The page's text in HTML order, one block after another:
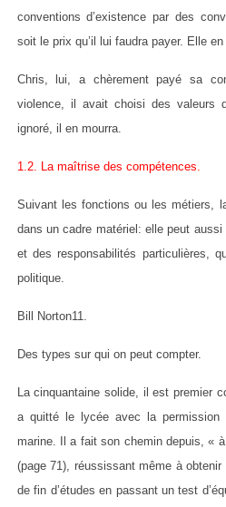
conventions d’existence par des
soit le prix qu’il lui faudra payer. Elle
Chris, lui, a chèrement payé sa
violence, il avait choisi des valeurs
ignoré, il en mourra.
1.2. La maîtrise des compétences.
Suivant les fonctions ou les métiers,
dans un cadre matériel: elle peut
et des responsabilités particulières,
politique.
Bill Norton11.
Des types sur qui on peut compter.
La cinquantaine solide, il est premier
a quitté le lycée avec la permission
marine. Il a fait son chemin depuis, «
(page 71), réussissant même à
de fin d’études en passant un test